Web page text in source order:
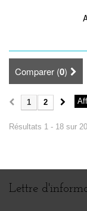
Comparer (0)
1 2
Résultats 1 - 18 sur
Lettre